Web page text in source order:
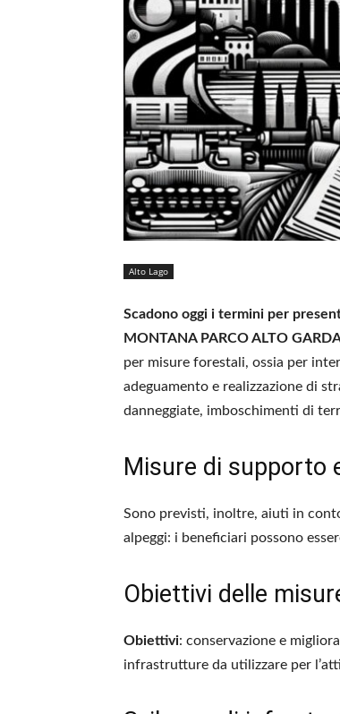
Alto Lago
Scadono oggi i termini per
MONTANA PARCO ALTO
per misure forestali, ossia per
adeguamento e realizzazione di
danneggiate, imboschimenti di
Misure di supporto
Sono previsti, inoltre, aiuti in
alpeggi: i beneficiari possono
Obiettivi delle
Obiettivi: conservazione e
infrastrutture da utilizzare per